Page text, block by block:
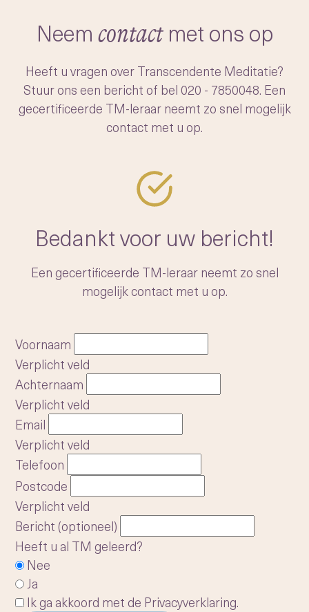
bewustzijn naar dit diepere, vredige niveau
van de geest.
Na het verfijnen en systematiseren van het
onderwijzen van TM, startte Maharishi een
beweging om de techniek wereldwijd
toegankelijk te maken. Hij trainde duizenden
leraren en richtte een non-profitstichting op
waarborgen voor toekomstige generaties.
Neemcontactmet ons op
Heeft u vragen over Transcendente Meditatie?
Stuur ons een bericht of bel020 - 7850048. Een
gecertificeerde TM-leraar neemt zo snel mogelijk
contact met u op.
Bedankt voor uw bericht!
Een gecertificeerde TM-leraar neemt zo snel
mogelijk contact met u op.
Voornaam
Verplicht veld
Achternaam
Verplicht veld
Email
Verplicht veld
Telefoon
Postcode
Verplicht veld
Bericht (optioneel)
Heeft u al TM geleerd?
Nee
Ja
Ik ga akkoord met de Privacyverklaring.